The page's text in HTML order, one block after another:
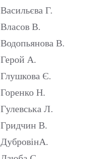
Васильєва Г.
Власов В.
Водопьянова В.
Герой А.
Глушкова Є.
Горенко Н.
Гулевська Л.
Гридчин В.
ДубровінА.